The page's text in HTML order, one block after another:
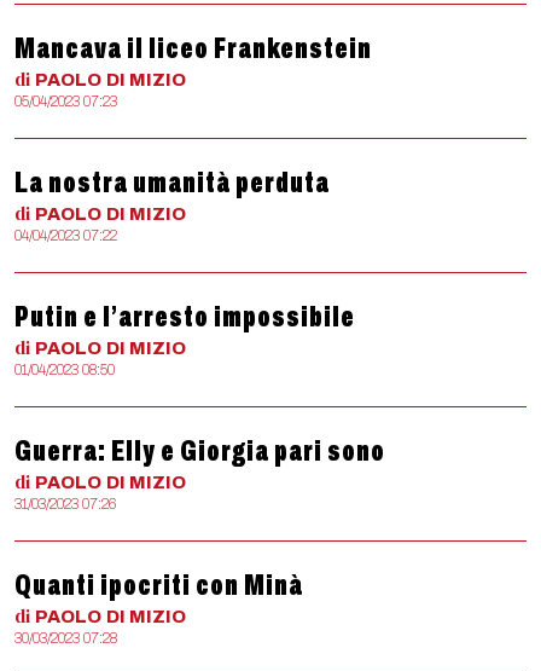
Mancava il liceo Frankenstein
di PAOLO DI MIZIO
05/04/2023 07:23
La nostra umanità perduta
di PAOLO DI MIZIO
04/04/2023 07:22
Putin e l’arresto impossibile
di PAOLO DI MIZIO
01/04/2023 08:50
Guerra: Elly e Giorgia pari sono
di PAOLO DI MIZIO
31/03/2023 07:26
Quanti ipocriti con Minà
di PAOLO DI MIZIO
30/03/2023 07:28